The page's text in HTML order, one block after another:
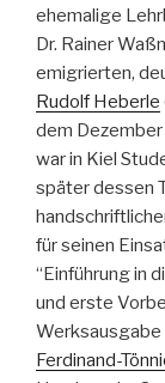
ehemalige
Dr. Rainer
emigrierten,
Rudolf Heberle
dem
war in Kiel
später dessen
für seinen
“Einführung in
und erste
Werksausgabe
Ferdinand-